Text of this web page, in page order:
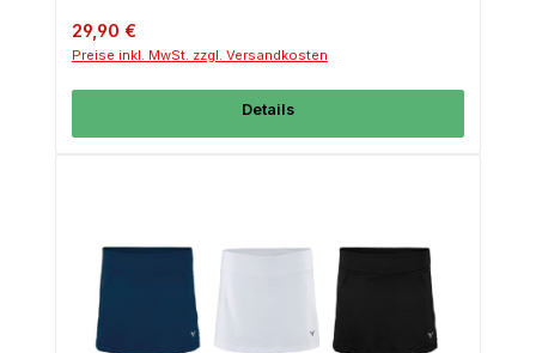
Regulärer Preis:
29,90 €
Preise inkl. MwSt. zzgl. Versandkosten
Details